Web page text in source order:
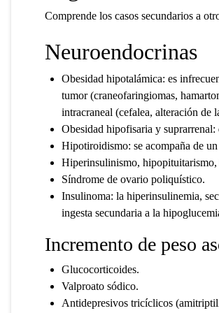
Comprende los casos secundarios a
Neuroendocrinas
Obesidad hipotalámica: es
tumor (craneofaringiomas,
intracraneal (cefalea, alteración de
Obesidad hipofisaria y
Hipotiroidismo: se acompaña de
Hiperinsulinismo,
Síndrome de ovario poliquístico.
Insulinoma: la hiperinsulinemia,
ingesta secundaria a la
Incremento de peso
Glucocorticoides.
Valproato sódico.
Antidepresivos tricíclicos